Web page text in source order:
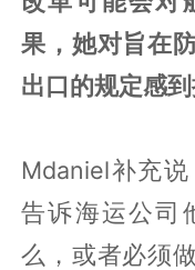
果，她对旨在
出口的规定感到
Mdaniel补充
告诉海运公司
么，或者必须